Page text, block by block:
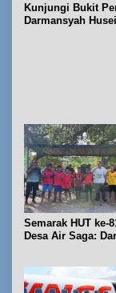
Kunjungi Bukit
Darmansyah
Semarak HUT ke-
Desa Air Saga: